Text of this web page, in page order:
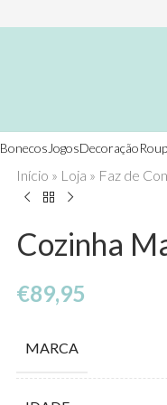
Bonecos JogosDecoração
Início » Loja » Faz de
Cozinha
€89,95
MARCA